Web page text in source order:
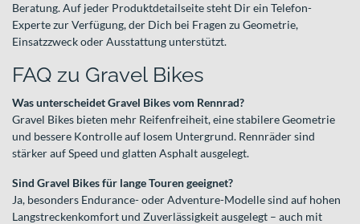
Beratung. Auf jeder Produktdetailseite steht Dir ein Telefon-
Experte zur Verfügung, der Dich bei Fragen zu Geometrie,
Einsatzzweck oder Ausstattung unterstützt.
FAQ zu Gravel Bikes
Was unterscheidet Gravel Bikes vom Rennrad?
Gravel Bikes bieten mehr Reifenfreiheit, eine stabilere Geometrie
und bessere Kontrolle auf losem Untergrund. Rennräder sind
stärker auf Speed und glatten Asphalt ausgelegt.
Sind Gravel Bikes für lange Touren geeignet?
Ja, besonders Endurance- oder Adventure-Modelle sind auf hohen
Langstreckenkomfort und Zuverlässigkeit ausgelegt – auch mit